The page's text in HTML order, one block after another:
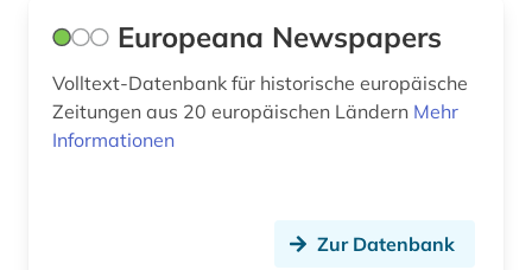
bauingenieurwesen (5)
baukosten (3)
baukosten ausschreibung leistung
bauvergabe freisportanlage außenanlage
Europeana Newspapers
Volltext-Datenbank für historische europäische
Zeitungen aus 20 europäischen Ländern Mehr
Informationen
Zur Datenbank